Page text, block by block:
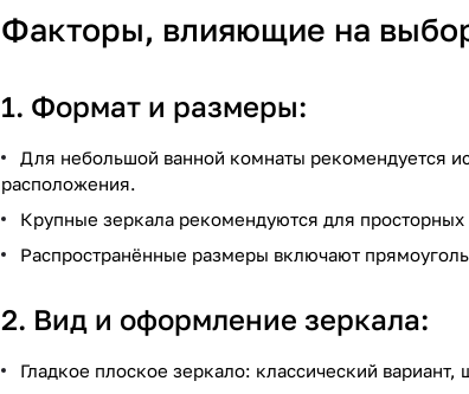
Факторы, влияющие на
1. Формат и размеры:
Для небольшой ванной комнаты рекомендуется
расположения.
Крупные зеркала рекомендуются для
Распространённые размеры включают
2. Вид и оформление зеркала:
Гладкое плоское зеркало: классический